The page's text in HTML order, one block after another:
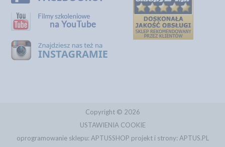
Copyright © 2026
USTAWIENIA COOKIE
oprogramowanie sklepu: APTUSSHOP projekt i strony: APTUS.PL